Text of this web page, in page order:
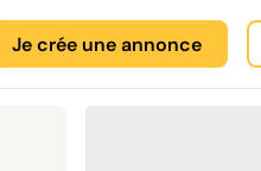
Je crée une annonce